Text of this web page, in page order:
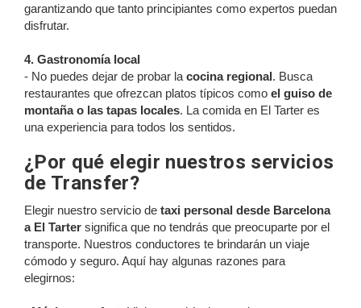
garantizando que tanto principiantes como expertos puedan
disfrutar.
4. Gastronomía local
- No puedes dejar de probar la cocina regional. Busca
restaurantes que ofrezcan platos típicos como el guiso de
montaña o las tapas locales. La comida en El Tarter es
una experiencia para todos los sentidos.
¿Por qué elegir nuestros servicios
de Transfer?
Elegir nuestro servicio de taxi personal desde Barcelona
a El Tarter significa que no tendrás que preocuparte por el
transporte. Nuestros conductores te brindarán un viaje
cómodo y seguro. Aquí hay algunas razones para
elegirnos: